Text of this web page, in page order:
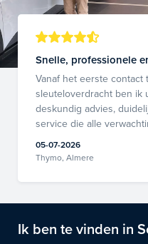
Snelle, professionele
Vanaf het eerste contact
sleuteloverdracht ben ik
deskundig advies,
service die alle
05-07-2026
Thymo, Almere
Ik ben te vinden in